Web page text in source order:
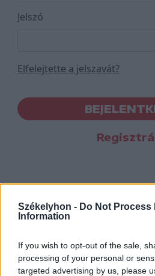
Székelyhon - Do Not Process
Information
If you wish to opt-out of the sale,
processing of your personal or
targeted advertising by us, please
Jelszó
Elfelejtette a jelszavát?